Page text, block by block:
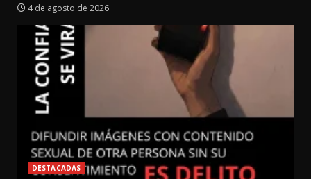
4 de agosto de 2026
DESTACADAS